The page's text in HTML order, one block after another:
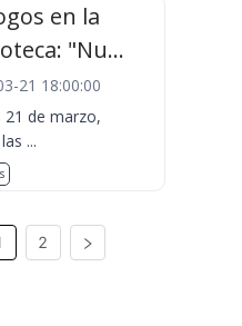
en la
"Nu...
21 18:00:00
21 de marzo,
...
2